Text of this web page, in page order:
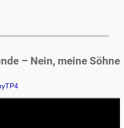
– Nein, meine Söhne